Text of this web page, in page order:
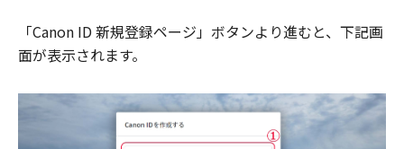
「Canon ID 新規登録ページ」ボタンより進むと、下記画
面が表示されます。